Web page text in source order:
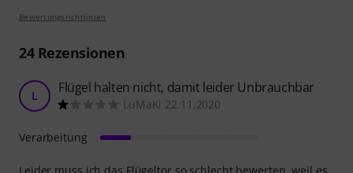
Bewertungsrichtlinien
24Rezensionen
L Flügel halten nicht, damit leider Unbrauchbar
LuMaKi 22.11.2020
Leider muss ich das Flügeltor so schlecht bewerten, weil es
Verarbeitung